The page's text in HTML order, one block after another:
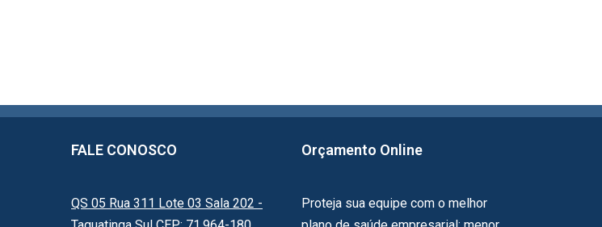
FALE CONOSCO
QS 05 Rua 311 Lote 03 Sala 202 -
Orçamento Online
Proteja sua equipe com o melhor